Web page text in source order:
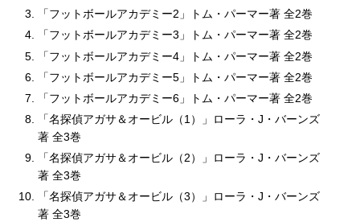
「フットボールアカデミー2」トム・パーマー著 全2巻
「フットボールアカデミー3」トム・パーマー著 全2巻
「フットボールアカデミー4」トム・パーマー著 全2巻
「フットボールアカデミー5」トム・パーマー著 全2巻
「フットボールアカデミー6」トム・パーマー著 全2巻
「名探偵アガサ＆オービル（1）」ローラ・J・バーンズ
著 全3巻
「名探偵アガサ＆オービル（2）」ローラ・J・バーンズ
著 全3巻
「名探偵アガサ＆オービル（3）」ローラ・J・バーンズ
著 全3巻